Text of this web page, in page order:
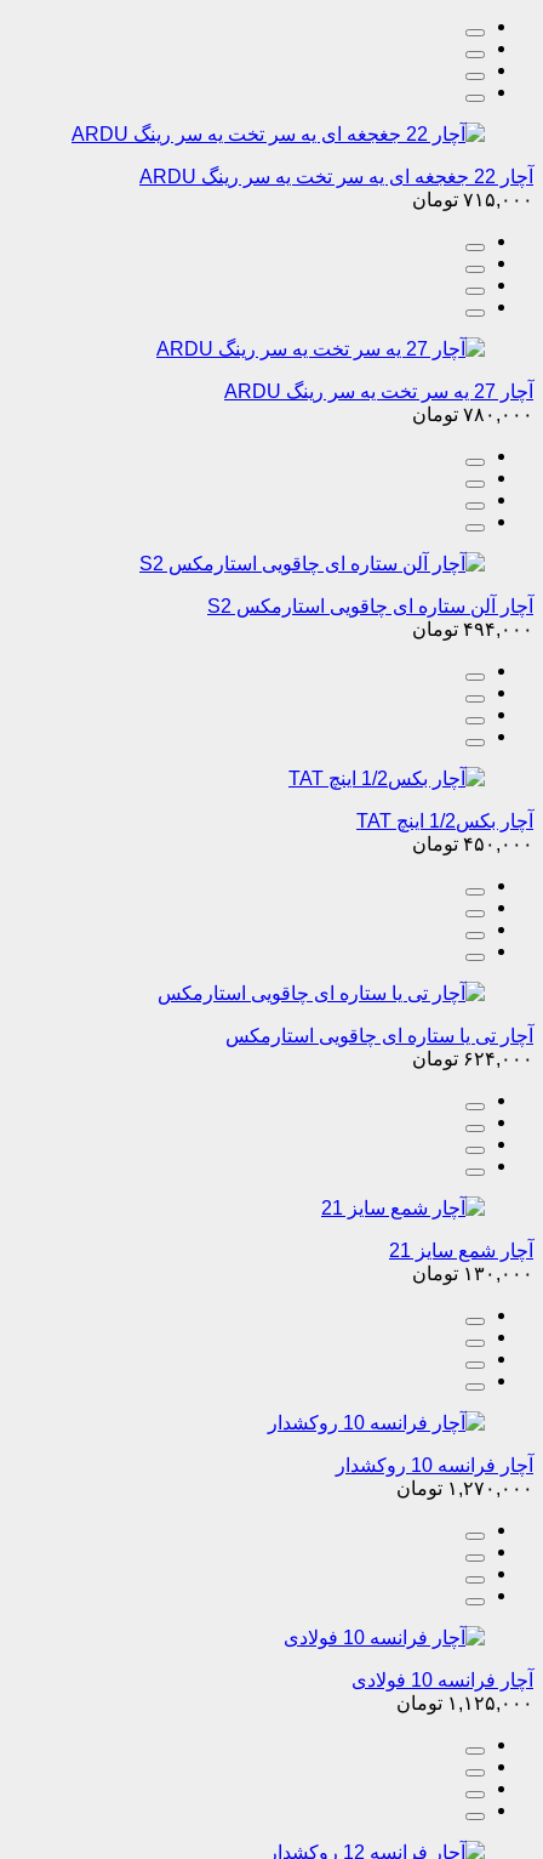
آچار 22 جغجغه ای یه سر تخت یه سر رینگ ARDU
۷۱۵,۰۰۰ تومان
آچار 27 یه سر تخت یه سر رینگ ARDU
۷۸۰,۰۰۰ تومان
آچار آلن ستاره ای چاقویی استارمکس S2
۴۹۴,۰۰۰ تومان
آچار بکس1/2 اینچ TAT
۴۵۰,۰۰۰ تومان
آچار تی یا ستاره ای چاقویی استارمکس
۶۲۴,۰۰۰ تومان
آچار شمع سایز 21
۱۳۰,۰۰۰ تومان
آچار فرانسه 10 روکشدار
۱,۲۷۰,۰۰۰ تومان
آچار فرانسه 10 فولادی
۱,۱۲۵,۰۰۰ تومان